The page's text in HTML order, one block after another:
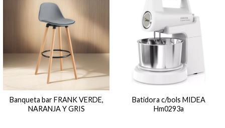
Banqueta bar FRANK VERDE,
NARANJA Y GRIS
Batidora c/bols MIDEA
Hm0293a